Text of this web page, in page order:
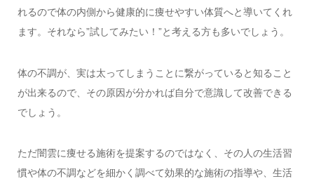
れるので体の内側から健康的に痩せやすい体質へと導いてくれ
ます。それなら”試してみたい！”と考える方も多いでしょう。
体の不調が、実は太ってしまうことに繋がっていると知ること
が出来るので、その原因が分かれば自分で意識して改善できる
でしょう。
ただ闇雲に痩せる施術を提案するのではなく、その人の生活習
慣や体の不調などを細かく調べて効果的な施術の指導や、生活